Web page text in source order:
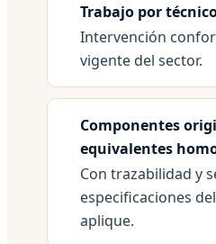
Trabajo por
Intervención
vigente del sector.
Componentes
equivalentes
Con trazabilidad y
especificaciones
aplique.